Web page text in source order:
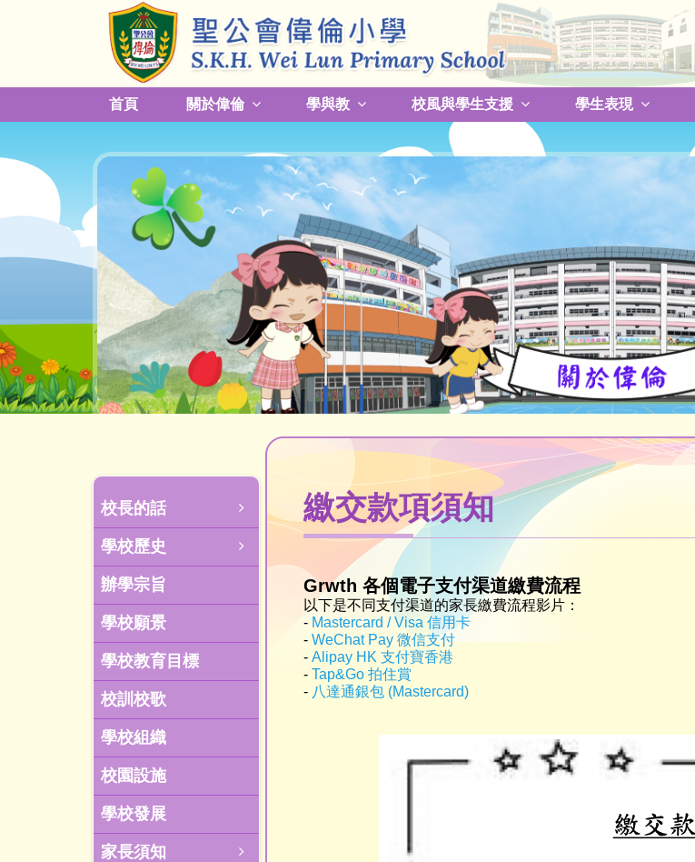
首頁 關於偉倫 學與教 校風與學生支援 學生表現
校長的話
學校歷史
辦學宗旨
學校願景
學校教育目標
校訓校歌
學校組織
校園設施
學校發展
家長須知
繳交款項須知
Grwth 各個電子支付渠道繳費流程
以下是不同支付渠道的家長繳費流程影片：
- Mastercard / Visa 信用卡
- WeChat Pay 微信支付
- Alipay HK 支付寶香港
- Tap&Go 拍住賞
- 八達通銀包 (Mastercard)